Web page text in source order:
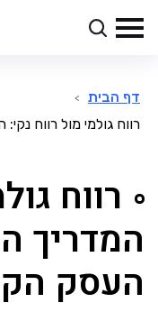
דף הבית >
רווח גולמי מול רווח
רווח
המדריך
העסק